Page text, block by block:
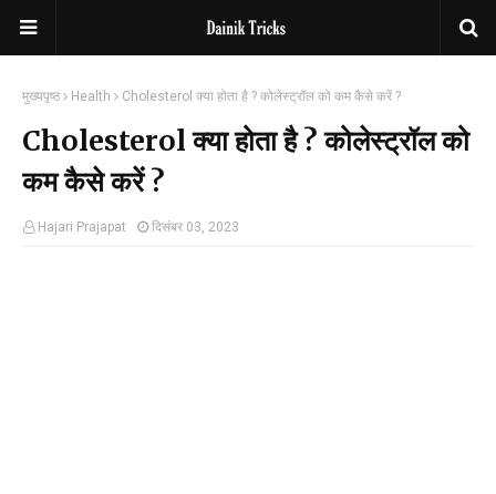
मुख्यपृष्ठ Health Cholesterol क्या होता है ? कोलेस्ट्रॉल को कम कैसे करें ?
Cholesterol क्या होता है ? कोलेस्ट्रॉल को
कम कैसे करें ?
Hajari Prajapat दिसंबर 03, 2023